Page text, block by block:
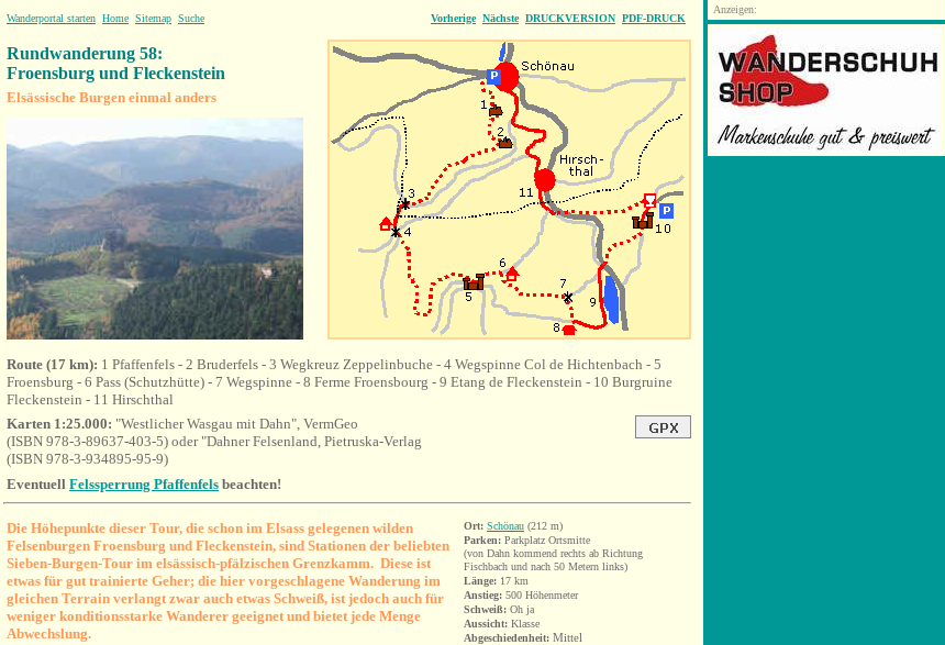
Wanderportal starten Home Sitemap Suche Vorherige Nächste DRUCKVERSION PDF-DRUCK
Rundwanderung 58:
Froensburg und Fleckenstein
Elsässische Burgen einmal anders
Route (17 km): 1 Pfaffenfels - 2 Bruderfels - 3 Wegkreuz Zeppelinbuche - 4 Wegspinne Col de Hichtenbach - 5
Froensburg - 6 Pass (Schutzhütte) - 7 Wegspinne - 8 Ferme Froensbourg - 9 Etang de Fleckenstein - 10 Burgruine
Fleckenstein - 11 Hirschthal
Karten 1:25.000: "Westlicher Wasgau mit Dahn", VermGeo
(ISBN 978-3-89637-403-5) oder "Dahner Felsenland, Pietruska-Verlag
(ISBN 978-3-934895-95-9)
Eventuell Felssperrung Pfaffenfels beachten!
Die Höhepunkte dieser Tour, die schon im Elsass gelegenen wilden
Felsenburgen Froensburg und Fleckenstein, sind Stationen der beliebten
Sieben-Burgen-Tour im elsässisch-pfälzischen Grenzkamm. Diese ist
etwas für gut trainierte Geher; die hier vorgeschlagene Wanderung im
gleichen Terrain verlangt zwar auch etwas Schweiß, ist jedoch auch für
weniger konditionsstarke Wanderer geeignet und bietet jede Menge
Abwechslung.
Ort: Schönau (212 m)
Parken: Parkplatz Ortsmitte
(von Dahn kommend rechts ab Richtung
Fischbach und nach 50 Metern links)
Länge: 17 km
Anstieg: 500 Höhenmeter
Schweiß: Oh ja
Aussicht: Klasse
Abgeschiedenheit: Mittel
Anzeigen: